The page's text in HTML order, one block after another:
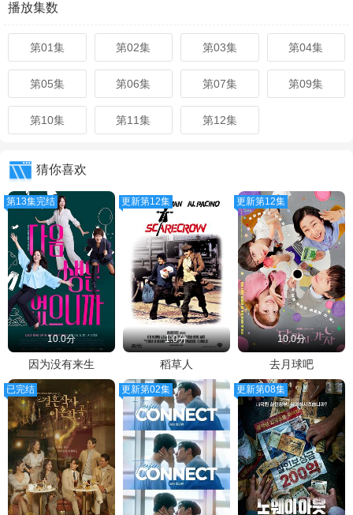
播放集数
第01集 第02集 第03集 第04集
第05集 第06集 第07集 第09集
第10集 第11集 第12集
猜你喜欢
第13集完结
10.0分
因为没有来生
更新第12集
1.0分
稻草人
更新第12集
10.0分
去月球吧
已完结 更新第02集 更新第08集